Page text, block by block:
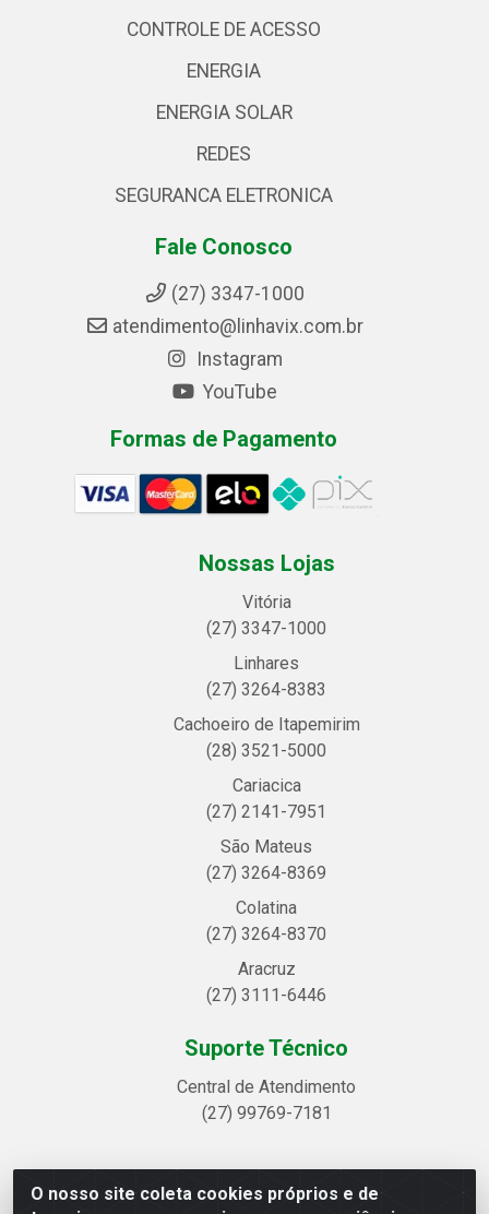
O nosso site coleta cookies próprios e de
CONTROLE DE ACESSO
ENERGIA
ENERGIA SOLAR
REDES
SEGURANCA ELETRONICA
Fale Conosco
(27) 3347-1000
atendimento@linhavix.com.br
Instagram
YouTube
Formas de Pagamento
Nossas Lojas
Vitória
(27) 3347-1000
Linhares
(27) 3264-8383
Cachoeiro de Itapemirim
(28) 3521-5000
Cariacica
(27) 2141-7951
São Mateus
(27) 3264-8369
Colatina
(27) 3264-8370
Aracruz
(27) 3111-6446
Suporte Técnico
Central de Atendimento
(27) 99769-7181
Linhavix Distribuidora LTDA - Avenida Alegre, 2521 -